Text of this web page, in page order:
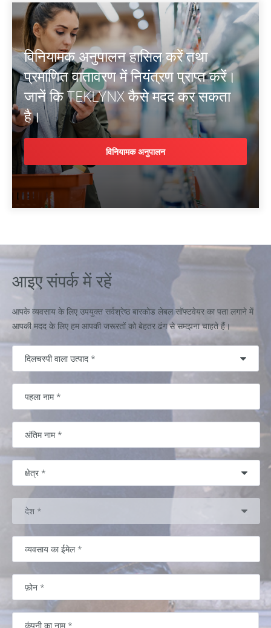
विनियामक अनुपालन हासिल करें तथा
प्रमाणित वातावरण में नियंत्रण प्राप्त करें।
जानें कि TEKLYNX कैसे मदद कर सकता
है।
विनियामक अनुपालन
आइए संपर्क में रहें
आपके व्यवसाय के लिए उपयुक्त सर्वश्रेष्ठ बारकोड लेबल सॉफ्टवेयर का पता लगाने में
आपकी मदद के लिए हम आपकी जरूरतों को बेहतर ढंग से समझना चाहते हैं।